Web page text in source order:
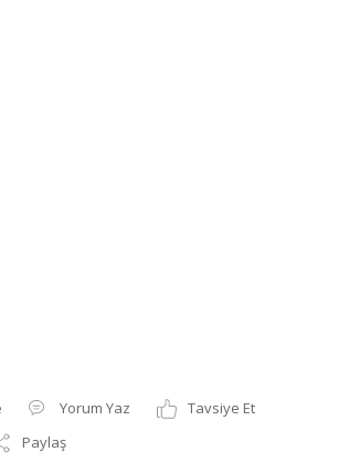
Yorum Yaz
Tavsiye Et
Paylaş